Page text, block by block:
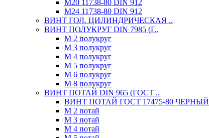
М20 11738-80 DIN 912
М24 11738-80 DIN 912
ВИНТ ГОЛ. ЦИЛИНДРИЧЕСКАЯ ..
ВИНТ ПОЛУКРУГ DIN 7985 (Г..
М 2 полукруг
М 3 полукруг
М 4 полукруг
М 5 полукруг
М 6 полукруг
М 8 полукруг
ВИНТ ПОТАЙ DIN 965 (ГОСТ ..
ВИНТ ПОТАЙ ГОСТ 17475-80 ЧЕРНЫЙ
М 2 потай
М 3 потай
М 4 потай